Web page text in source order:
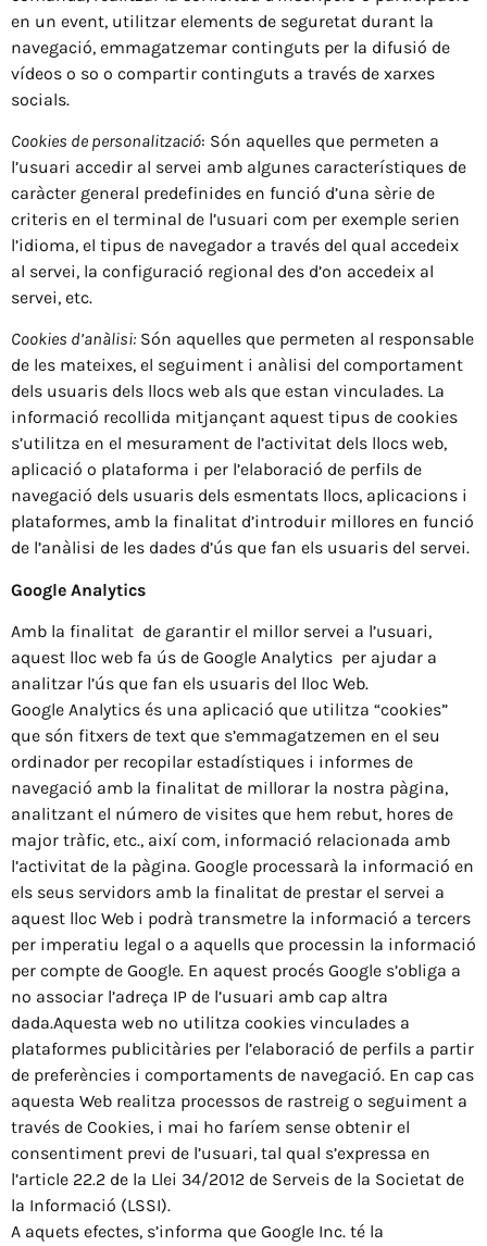
en un event, utilitzar elements de seguretat durant la
navegació, emmagatzemar continguts per la difusió de
vídeos o so o compartir continguts a través de xarxes
socials.
Cookies de personalització: Són aquelles que permeten a
l’usuari accedir al servei amb algunes característiques de
caràcter general predefinides en funció d’una sèrie de
criteris en el terminal de l’usuari com per exemple serien
l’idioma, el tipus de navegador a través del qual accedeix
al servei, la configuració regional des d’on accedeix al
servei, etc.
Cookies d’anàlisi: Són aquelles que permeten al responsable
de les mateixes, el seguiment i anàlisi del comportament
dels usuaris dels llocs web als que estan vinculades. La
informació recollida mitjançant aquest tipus de cookies
s’utilitza en el mesurament de l’activitat dels llocs web,
aplicació o plataforma i per l’elaboració de perfils de
navegació dels usuaris dels esmentats llocs, aplicacions i
plataformes, amb la finalitat d’introduir millores en funció
de l’anàlisi de les dades d’ús que fan els usuaris del servei.
Google Analytics
Amb la finalitat de garantir el millor servei a l’usuari,
aquest lloc web fa ús de Google Analytics per ajudar a
analitzar l’ús que fan els usuaris del lloc Web.
Google Analytics és una aplicació que utilitza “cookies”
que són fitxers de text que s’emmagatzemen en el seu
ordinador per recopilar estadístiques i informes de
navegació amb la finalitat de millorar la nostra pàgina,
analitzant el número de visites que hem rebut, hores de
major tràfic, etc., així com, informació relacionada amb
l’activitat de la pàgina. Google processarà la informació en
els seus servidors amb la finalitat de prestar el servei a
aquest lloc Web i podrà transmetre la informació a tercers
per imperatiu legal o a aquells que processin la informació
per compte de Google. En aquest procés Google s’obliga a
no associar l’adreça IP de l’usuari amb cap altra
dada.Aquesta web no utilitza cookies vinculades a
plataformes publicitàries per l’elaboració de perfils a partir
de preferències i comportaments de navegació. En cap cas
aquesta Web realitza processos de rastreig o seguiment a
través de Cookies, i mai ho faríem sense obtenir el
consentiment previ de l’usuari, tal qual s’expressa en
l’article 22.2 de la Llei 34/2012 de Serveis de la Societat de
la Informació (LSSI).
A aquets efectes, s’informa que Google Inc. té la